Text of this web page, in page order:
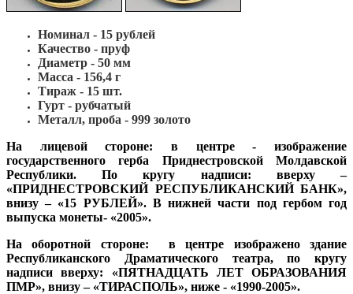
Номинал - 15 рублей
Качество - пруф
Диаметр - 50 мм
Масса - 156,4 г
Тираж - 15 шт.
Гурт - рубчатый
Металл, проба - 999 золото
На лицевой стороне: в центре - изображение
государственного герба Приднестровской Молдавской
Республики. По кругу надписи: вверху –
«ПРИДНЕСТРОВСКИЙ РЕСПУБЛИКАНСКИЙ БАНК»,
внизу – «15 РУБЛЕЙ». В нижней части под гербом год
выпуска монеты- «2005».
На оборотной стороне: в центре изображено здание
Республиканского Драматического театра, по кругу
надписи вверху: «ПЯТНАДЦАТЬ ЛЕТ ОБРАЗОВАНИЯ
ПМР», внизу – «ТИРАСПОЛЬ», ниже - «1990-2005».